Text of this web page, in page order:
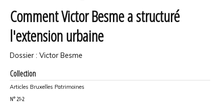
Comment Victor Besme a structuré
l'extension urbaine
Dossier : Victor Besme
Collection
Articles Bruxelles Patrimoines
N° 21-2